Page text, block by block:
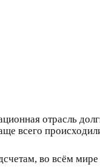
отрасль
всего
во всём